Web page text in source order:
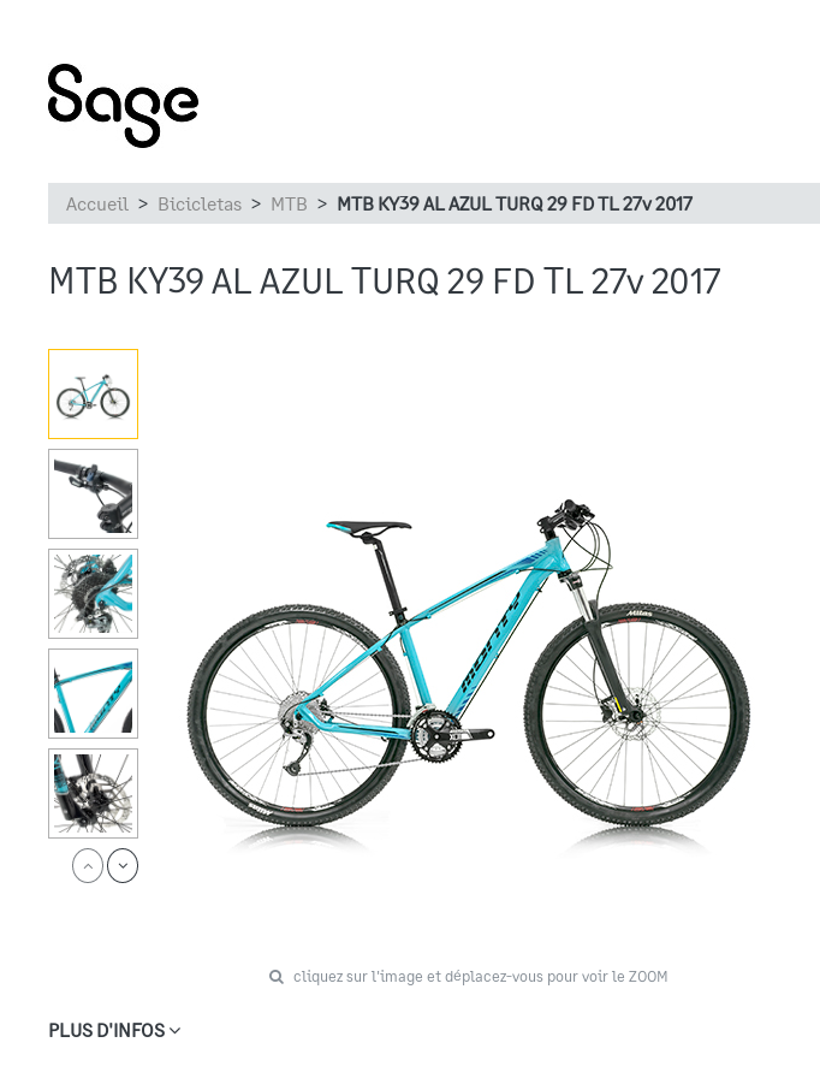
Accueil Bicicletas MTB MTB KY39 AL AZUL TURQ 29 FD TL 27v 2017
MTB KY39 AL AZUL TURQ 29 FD TL 27v 2017
cliquez sur l'image et déplacez-vous pour voir le ZOOM
PLUS D'INFOS